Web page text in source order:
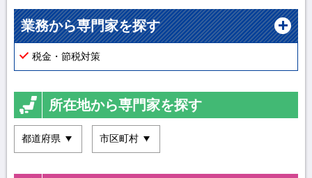
業務から専門家を探す
税金・節税対策
所在地から専門家を探す